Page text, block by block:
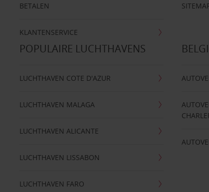
BETALEN
KLANTENSERVICE
POPULAIRE LUCHTHAVENS
LUCHTHAVEN COTE D'AZUR
LUCHTHAVEN MALAGA
LUCHTHAVEN ALICANTE
LUCHTHAVEN LISSABON
LUCHTHAVEN FARO